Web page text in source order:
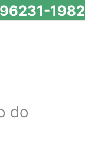
96231-1982
do